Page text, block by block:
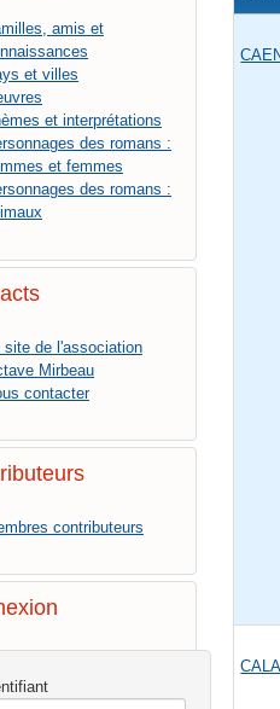
amis et
et villes
et interprétations
des romans :
et femmes
des romans :
site de l'association
Mirbeau
contacter
contributeurs